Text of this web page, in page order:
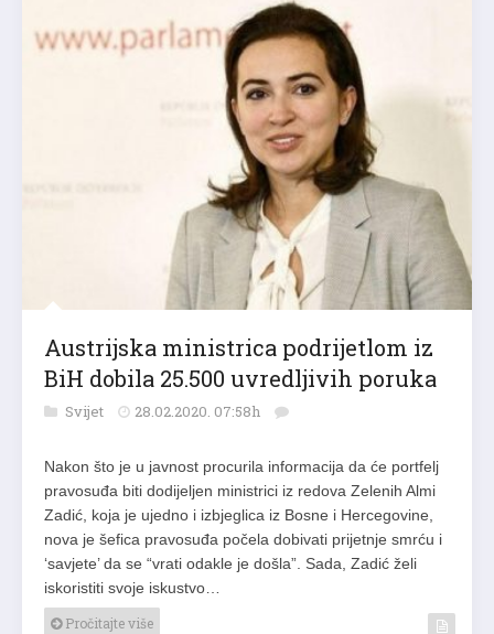
Austrijska ministrica podrijetlom iz
BiH dobila 25.500 uvredljivih poruka
Svijet 28.02.2020. 07:58h
Nakon što je u javnost procurila informacija da će portfelj
pravosuđa biti dodijeljen ministrici iz redova Zelenih Almi
Zadić, koja je ujedno i izbjeglica iz Bosne i Hercegovine,
nova je šefica pravosuđa počela dobivati prijetnje smrću i
‘savjete’ da se “vrati odakle je došla”. Sada, Zadić želi
iskoristiti svoje iskustvo…
Pročitajte više